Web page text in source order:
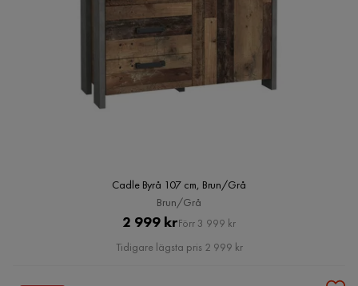
Cadle Byrå 107 cm, Brun/Grå
Brun/Grå
Pris
2 999 krOriginal
Pris
Förr 3 999 kr
Tidigare lägsta pris 2 999 kr